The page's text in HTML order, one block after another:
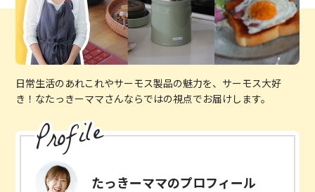
日常生活のあれこれやサーモス製品の魅力を、サーモス大好
き！なたっきーママさんならではの視点でお届けします。
Profile
たっきーママのプロフィール